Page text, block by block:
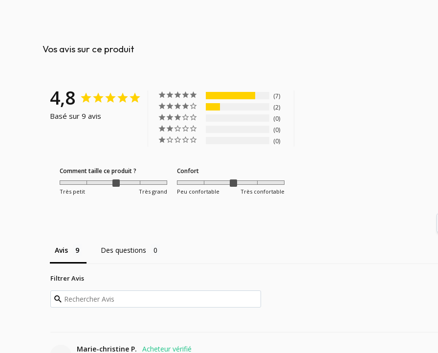
Vos avis sur ce produit
4,8
Basé sur 9 avis
7
2
0
0
0
Comment taille ce produit ?
Très petit Très grand
Confort
Peu confortable Très confortable
Avis Des questions
Filtrer Avis
Marie-christine P.